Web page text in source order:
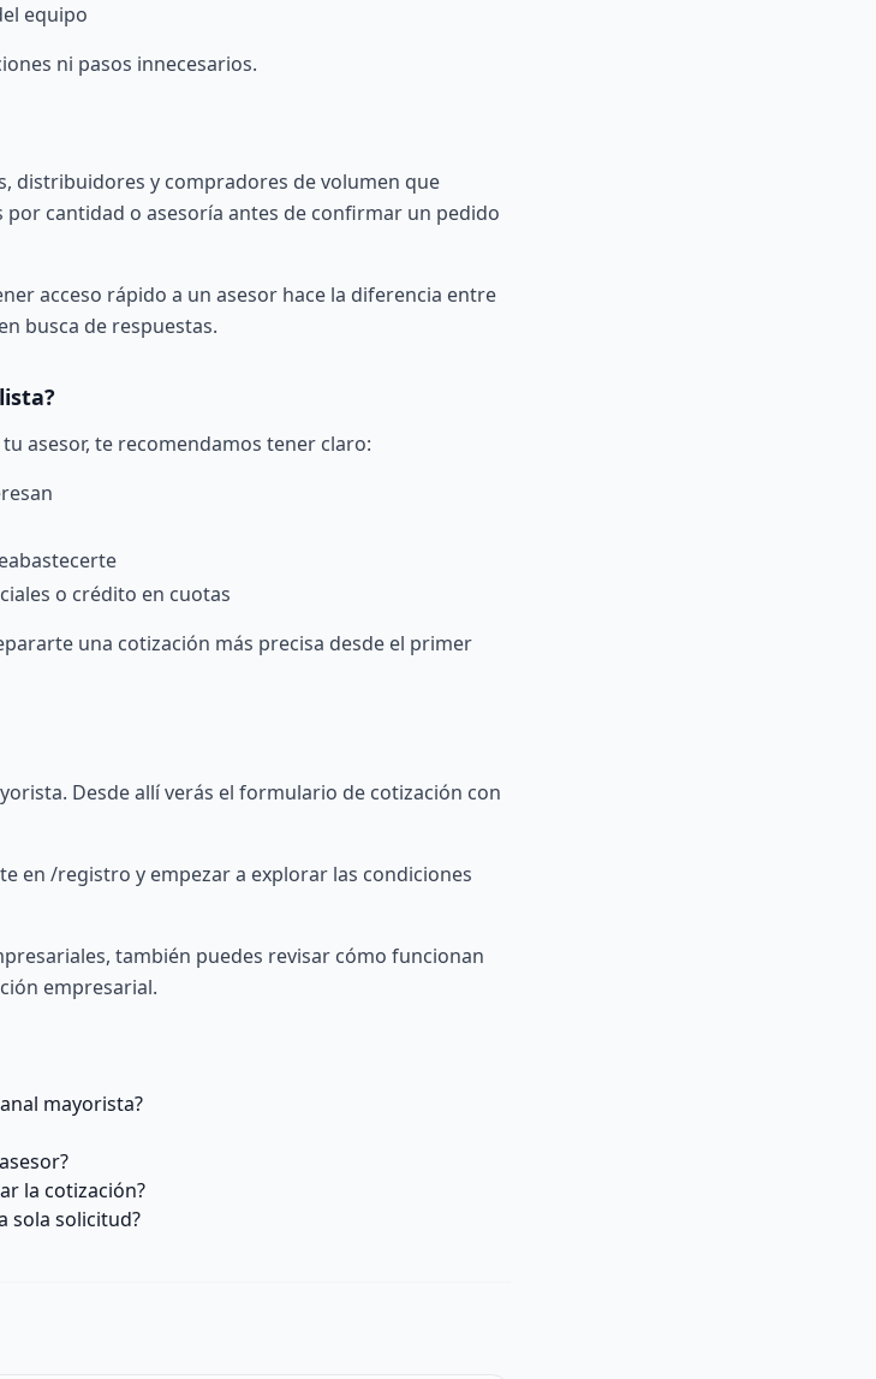
equipo
ni pasos innecesarios.
distribuidores y compradores de volumen que
por cantidad o asesoría antes de confirmar un pedido
acceso rápido a un asesor hace la diferencia entre
busca de respuestas.
asesor, te recomendamos tener claro:
o crédito en cuotas
una cotización más precisa desde el primer
. Desde allí verás el formulario de cotización con
en /registro y empezar a explorar las condiciones
también puedes revisar cómo funcionan
empresarial.
mayorista?
la cotización?
sola solicitud?